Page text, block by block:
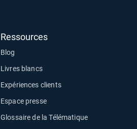
Ressources
Blog
Livres blancs
Expériences clients
Espace presse
Glossaire de la Télématique